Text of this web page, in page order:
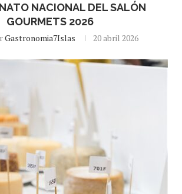
NACIONAL DEL SALÓN
GOURMETS 2026
Gastronomia7Islas 20 abril 2026